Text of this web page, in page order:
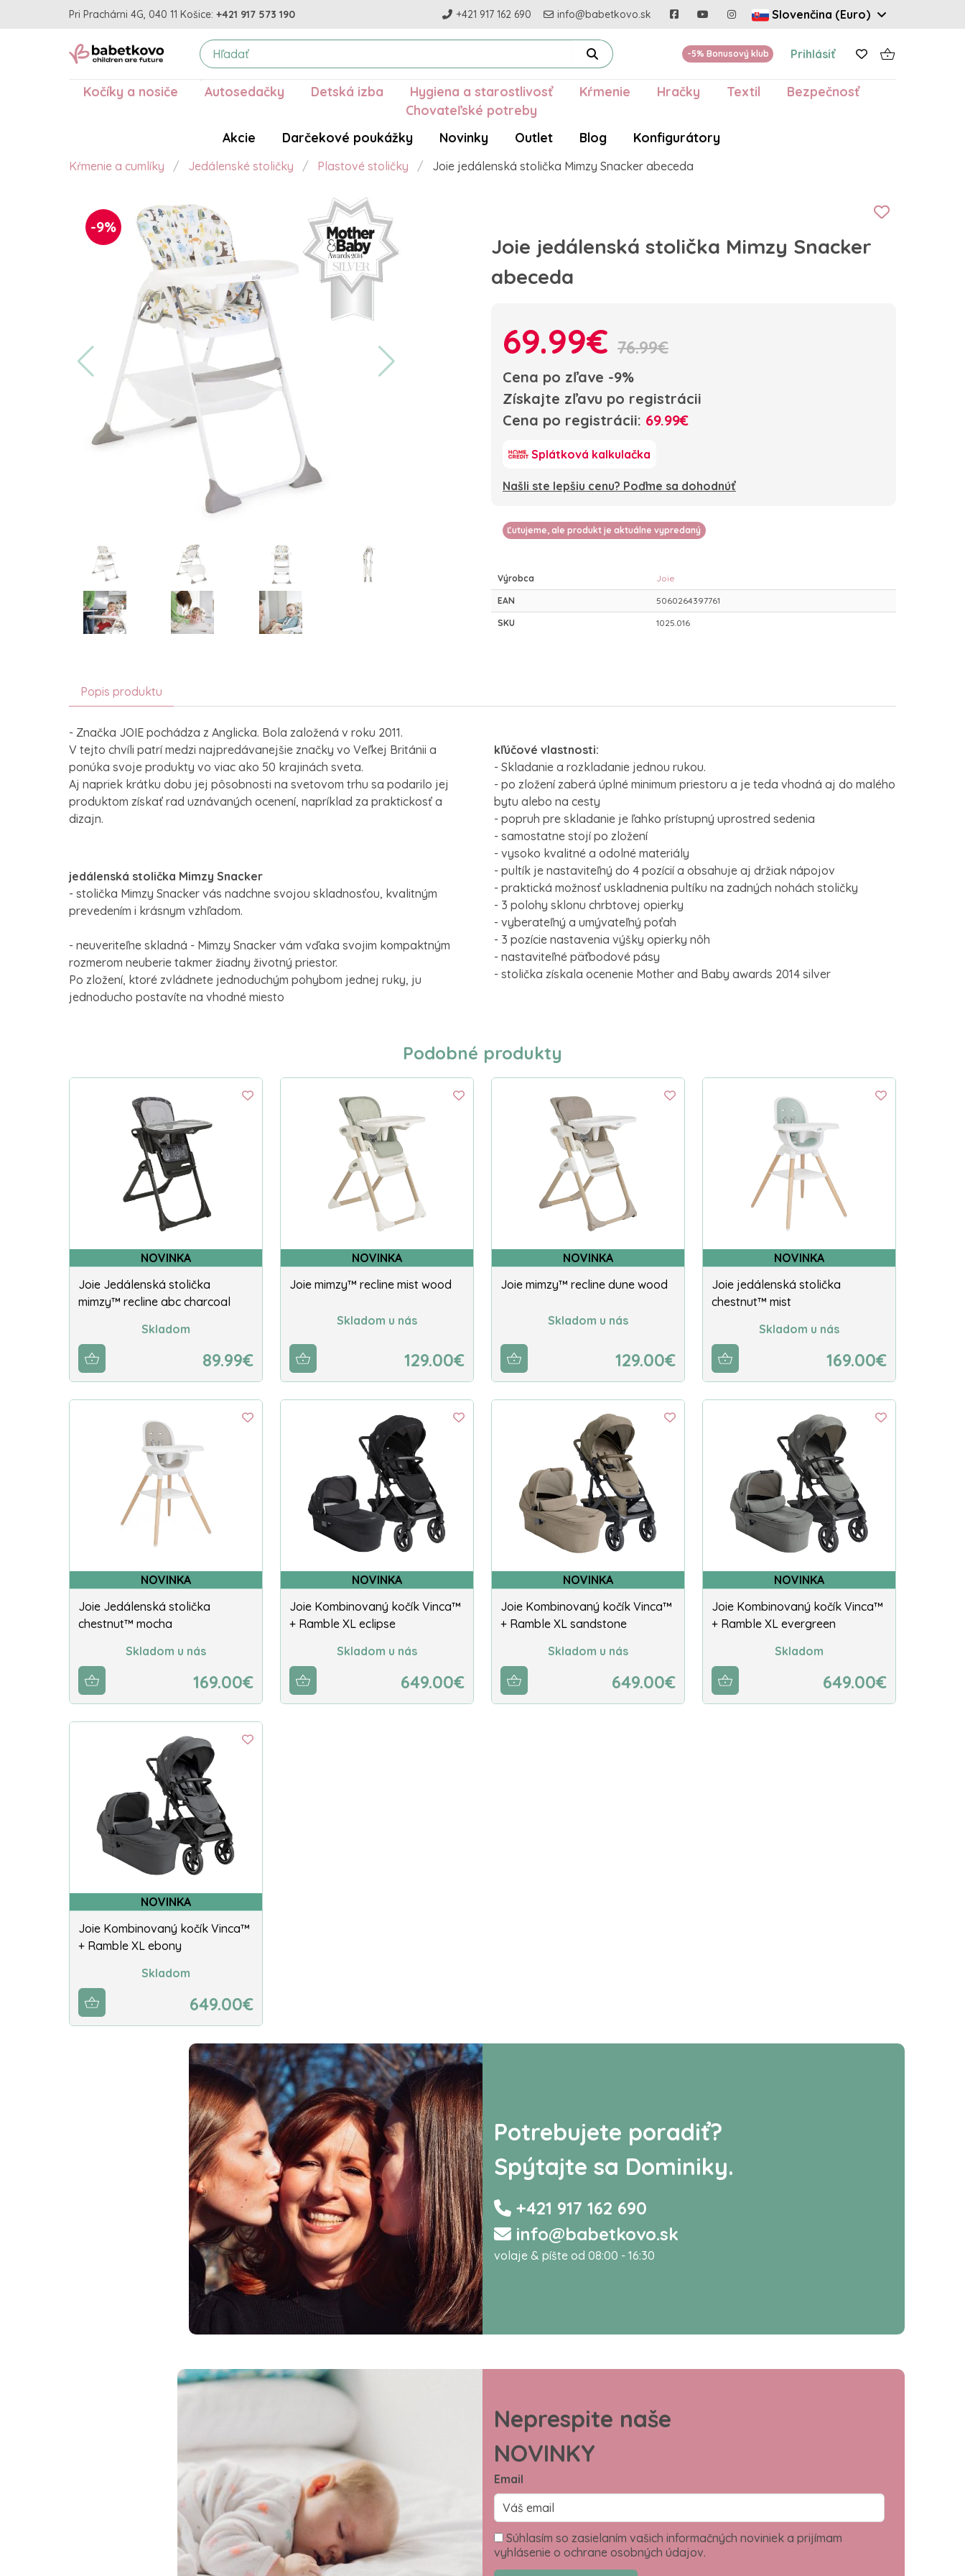
Pri Prachárni 4G, 040 11 Košice: +421 917 573 190 +421 917 162 690 info@babetkovo.sk Slovenčina (Euro)
-5% Bonusový klub Prihlásiť
Kočíky a nosiče Autosedačky Detská izba Hygiena a starostlivosť Kŕmenie Hračky Textil
Bezpečnosť
Chovateľské potreby
Akcie
Darčekové poukážky Novinky Outlet Blog Konfigurátory
Kŕmenie a cumlíky Jedálenské stoličky Plastové stoličky Joie jedálenská stolička Mimzy Snacker abeceda
-9%
Joie jedálenská stolička Mimzy Snacker
abeceda
69.99€ 76.99€
Cena po zľave -9%
Získajte zľavu po registrácii
Cena po registrácii: 69.99€
Splátková kalkulačka
Našli ste lepšiu cenu? Poďme sa dohodnúť
Ľutujeme, ale produkt je aktuálne vypredaný
Výrobca Joie
EAN 5060264397761
SKU 1025.016
Popis produktu
- Značka JOIE pochádza z Anglicka. Bola založená v roku 2011.
V tejto chvíli patrí medzi najpredávanejšie značky vo Veľkej Británii a
ponúka svoje produkty vo viac ako 50 krajinách sveta.
Aj napriek krátku dobu jej pôsobnosti na svetovom trhu sa podarilo jej
produktom získať rad uznávaných ocenení, napríklad za praktickosť a
dizajn.
jedálenská stolička Mimzy Snacker
- stolička Mimzy Snacker vás nadchne svojou skladnosťou, kvalitným
prevedením i krásnym vzhľadom.
- neuveriteľne skladná - Mimzy Snacker vám vďaka svojim kompaktným
rozmerom neuberie takmer žiadny životný priestor.
Po zložení, ktoré zvládnete jednoduchým pohybom jednej ruky, ju
jednoducho postavíte na vhodné miesto
kľúčové vlastnosti:
- Skladanie a rozkladanie jednou rukou.
- po zložení zaberá úplné minimum priestoru a je teda vhodná aj do malého
bytu alebo na cesty
- popruh pre skladanie je ľahko prístupný uprostred sedenia
- samostatne stojí po zložení
- vysoko kvalitné a odolné materiály
- pultík je nastaviteľný do 4 pozícií a obsahuje aj držiak nápojov
- praktická možnosť uskladnenia pultíku na zadných nohách stoličky
- 3 polohy sklonu chrbtovej opierky
- vyberateľný a umývateľný poťah
- 3 pozície nastavenia výšky opierky nôh
- nastaviteľné päťbodové pásy
- stolička získala ocenenie Mother and Baby awards 2014 silver
Podobné produkty
NOVINKA
Joie Jedálenská stolička
mimzy™ recline abc charcoal
Skladom
89.99€
NOVINKA
Joie mimzy™ recline mist wood
Skladom u nás
129.00€
NOVINKA
Joie mimzy™ recline dune wood
Skladom u nás
129.00€
NOVINKA
Joie jedálenská stolička
chestnut™ mist
Skladom u nás
169.00€
NOVINKA
Joie Jedálenská stolička
chestnut™ mocha
Skladom u nás
169.00€
NOVINKA
Joie Kombinovaný kočík Vinca™
+ Ramble XL eclipse
Skladom u nás
649.00€
NOVINKA
Joie Kombinovaný kočík Vinca™
+ Ramble XL sandstone
Skladom u nás
649.00€
NOVINKA
Joie Kombinovaný kočík Vinca™
+ Ramble XL evergreen
Skladom
649.00€
NOVINKA
Joie Kombinovaný kočík Vinca™
+ Ramble XL ebony
Skladom
649.00€
Potrebujete poradiť?
Spýtajte sa Dominiky.
+421 917 162 690
info@babetkovo.sk
volaje & píšte od 08:00 - 16:30
Neprespite naše
NOVINKY
Email
Súhlasím so zasielaním vašich informačných noviniek a prijímam
vyhlásenie o ochrane osobných údajov.